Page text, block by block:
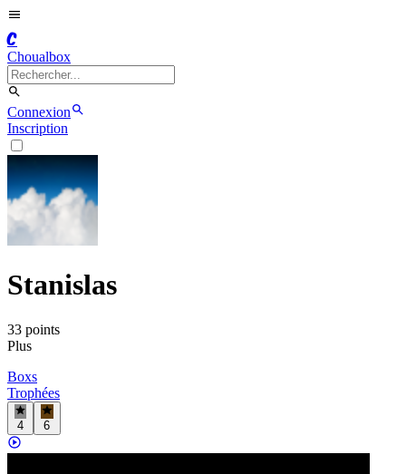
C
Choualbox
Connexion
Inscription
Stanislas
33 points
Plus
Boxs
Trophées
4 6